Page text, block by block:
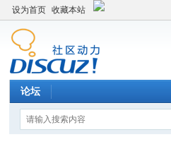
设为首页 收藏本站
论坛